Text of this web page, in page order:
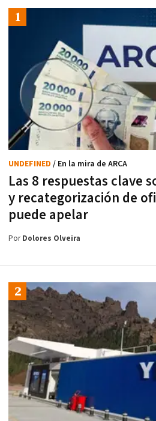
Las 8 respuestas clave
y recategorización de
puede apelar
UNDEFINED / En la mira de ARCA
PorDolores Olveira